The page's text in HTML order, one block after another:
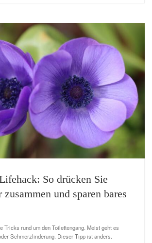
So drücken Sie
und sparen bares
Tricks rund um den Toilettengang. Meist geht es
Schmerzlinderung. Dieser Tipp ist anders.